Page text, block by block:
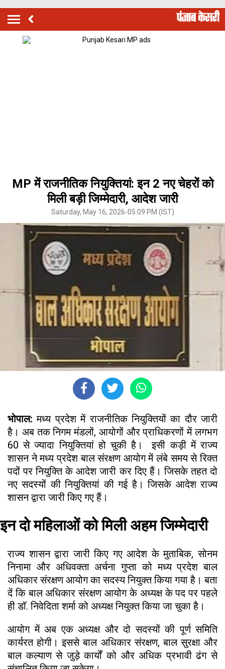
MP में राजनीतिक नियुक्तियां: इन 2 नए चेहरों को
मिली बड़ी जिम्मेदारी, आदेश जारी
Saturday, May 16, 2026-05:09 PM (IST)
भोपाल:मध्य प्रदेश में राजनीतिक नियुक्तियों का दौर जारी
है। अब तक निगम मंडलों, आयोगों और प्राधिकरणों में लगभग
60 से ज्यादा नियुक्तियां हो चुकी है। इसी कड़ी में राज्य
शासन ने मध्य प्रदेश बाल संरक्षण आयोग में लंबे समय से रिक्त
पदों पर नियुक्ति के आदेश जारी कर दिए हैं। जिसके तहत दो
नए सदस्यों की नियुक्तियां की गई है। जिसके आदेश राज्य
शासन द्वारा जारी किए गए हैं।
इन दो महिलाओं को मिली अहम जिम्मेदारी
राज्य शासन द्वारा जारी किए गए आदेश के मुताबिक, सोनम
निनामा और अधिवक्ता अर्चना गुप्ता को मध्य प्रदेश बाल
अधिकार संरक्षण आयोग का सदस्य नियुक्त किया गया है। बता
दें कि बाल अधिकार संरक्षण आयोग के अध्यक्ष के पद पर पहले
ही डॉ. निवेदिता शर्मा को अध्यक्ष नियुक्त किया जा चुका है।
आयोग में अब एक अध्यक्ष और दो सदस्यों की पूर्ण समिति
कार्यरत होगी। इससे बाल अधिकार संरक्षण, बाल सुरक्षा और
बाल कल्याण से जुड़े कार्यों को और अधिक प्रभावी ढंग से